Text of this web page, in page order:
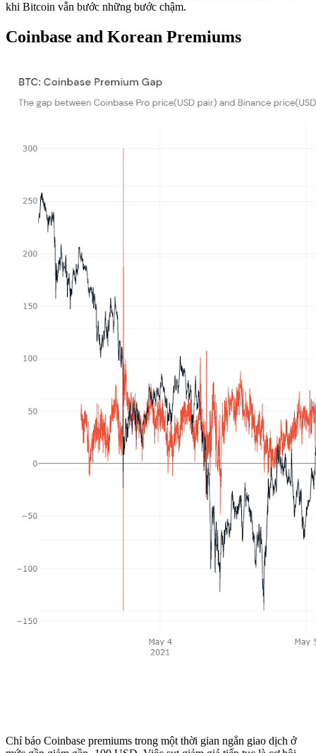
khi Bitcoin vẫn bước những bước chậm.
Coinbase and Korean Premiums
Chỉ báo Coinbase premiums trong một thời gian ngắn giao dịch ở